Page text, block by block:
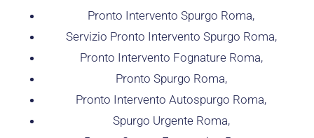
Pronto Intervento Spurgo Roma,
Servizio Pronto Intervento Spurgo Roma,
Pronto Intervento Fognature Roma,
Pronto Spurgo Roma,
Pronto Intervento Autospurgo Roma,
Spurgo Urgente Roma,